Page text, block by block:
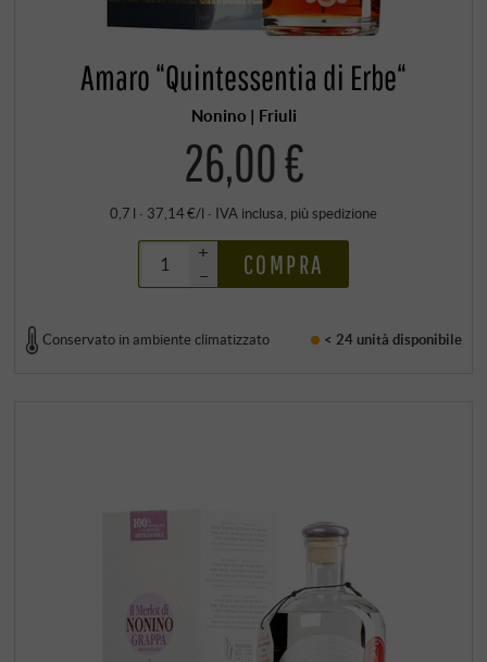
Amaro “Quintessentia di Erbe“
Nonino | Friuli
26,00 €
0,7 l · 37,14 €/l · IVA inclusa , più spedizione
+
–
COMPRA
Conservato in ambiente climatizzato < 24 unità disponibile